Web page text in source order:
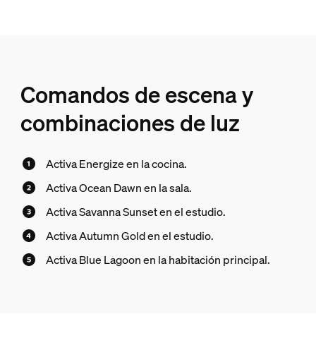
Comandos de escena y
combinaciones de luz
Activa Energize en la cocina.
Activa Ocean Dawn en la sala.
Activa Savanna Sunset en el estudio.
Activa Autumn Gold en el estudio.
Activa Blue Lagoon en la habitación principal.